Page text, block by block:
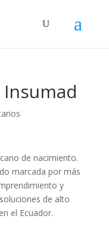
de nacimiento.
marcada por más
y
de alto
el Ecuador.